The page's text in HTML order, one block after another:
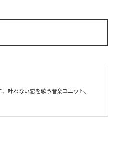
叶わない恋を歌う音楽ユニット。